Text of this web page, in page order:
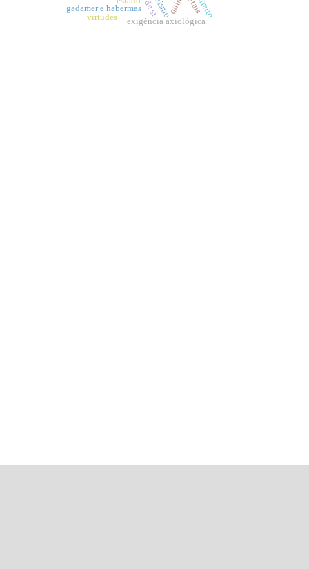
exigência axiológica
gadamer e habermas direito
virtudes